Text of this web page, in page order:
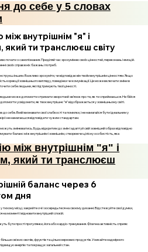
до себе у 5 словах
внутрішнім "я" і
який ти транслюєш світу
з самопізнання. Приділяй час зрозумінню своїх цінностей, переконань і емоцій.
своїх справжніх бажань і потреб.
іншим. Важливо зрозуміти, чи відповідає він твоїм внутрішнім цінностям. Якщо
корекції зовнішнього вигляду, поведінки чи комунікації. Це може включати зміни в
себе людьми, які підтримують твої цінності.
може допомогти отримати зворотний зв’язок про те, як ти сприймаєшся. Не бійся
усвідомити, як твоє внутрішнє "я" відображається у зовнішньому світі.
себе. Вмій визнавати свої слабкості та помилки, і не намагайся бути ідеальним у
і не намагаєшся відповідати чужим стандартам.
змінюватись. Будь відкритим до змін і адаптуй свій зовнішній образ відповідно
баланс між внутрішнім і зовнішнім, створюючи цілісну особистість, яка
між внутрішнім "я" і
який ти транслюєш
баланс через 6
дня
місці, закрийте очі і зосередьтеся на своєму диханні. Відстежуйте свої думки,
моменті і відновити внутрішній спокій.
бути прості прогулянки, йога або кардіо-тренування. Фізична активність сприяє
свіжих овочів, фруктів та цільнозернових продуктів. Уникайте надмірного
енергію та покращує загальний стан.